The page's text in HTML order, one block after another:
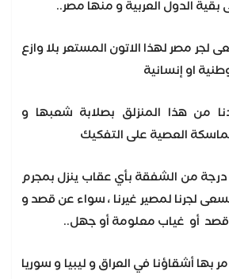
بقية الدول العربية و منها مصر..
لجر مصر لهذا الاتون المستعر بلا وازع
او إنسانية
من هذا المنزلق بصلابة شعبها و
العصية على التفكيك
درجة من الشفقة بأي عقاب ينزل بمجرم
لجرنا لمصير غيرنا ، سواء عن قصد و
قصد أو غياب معلومة أو جهل..
بها أشقاؤنا في العراق و ليبيا و سوريا